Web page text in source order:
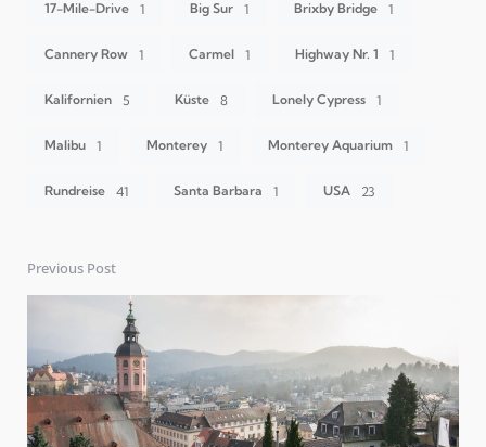
17-Mile-Drive 1 Big Sur 1 Brixby Bridge 1
Cannery Row 1 Carmel 1 Highway Nr. 1 1
Kalifornien 5 Küste 8 Lonely Cypress 1
Malibu 1 Monterey 1 Monterey Aquarium 1
Rundreise 41 Santa Barbara 1 USA 23
Previous Post